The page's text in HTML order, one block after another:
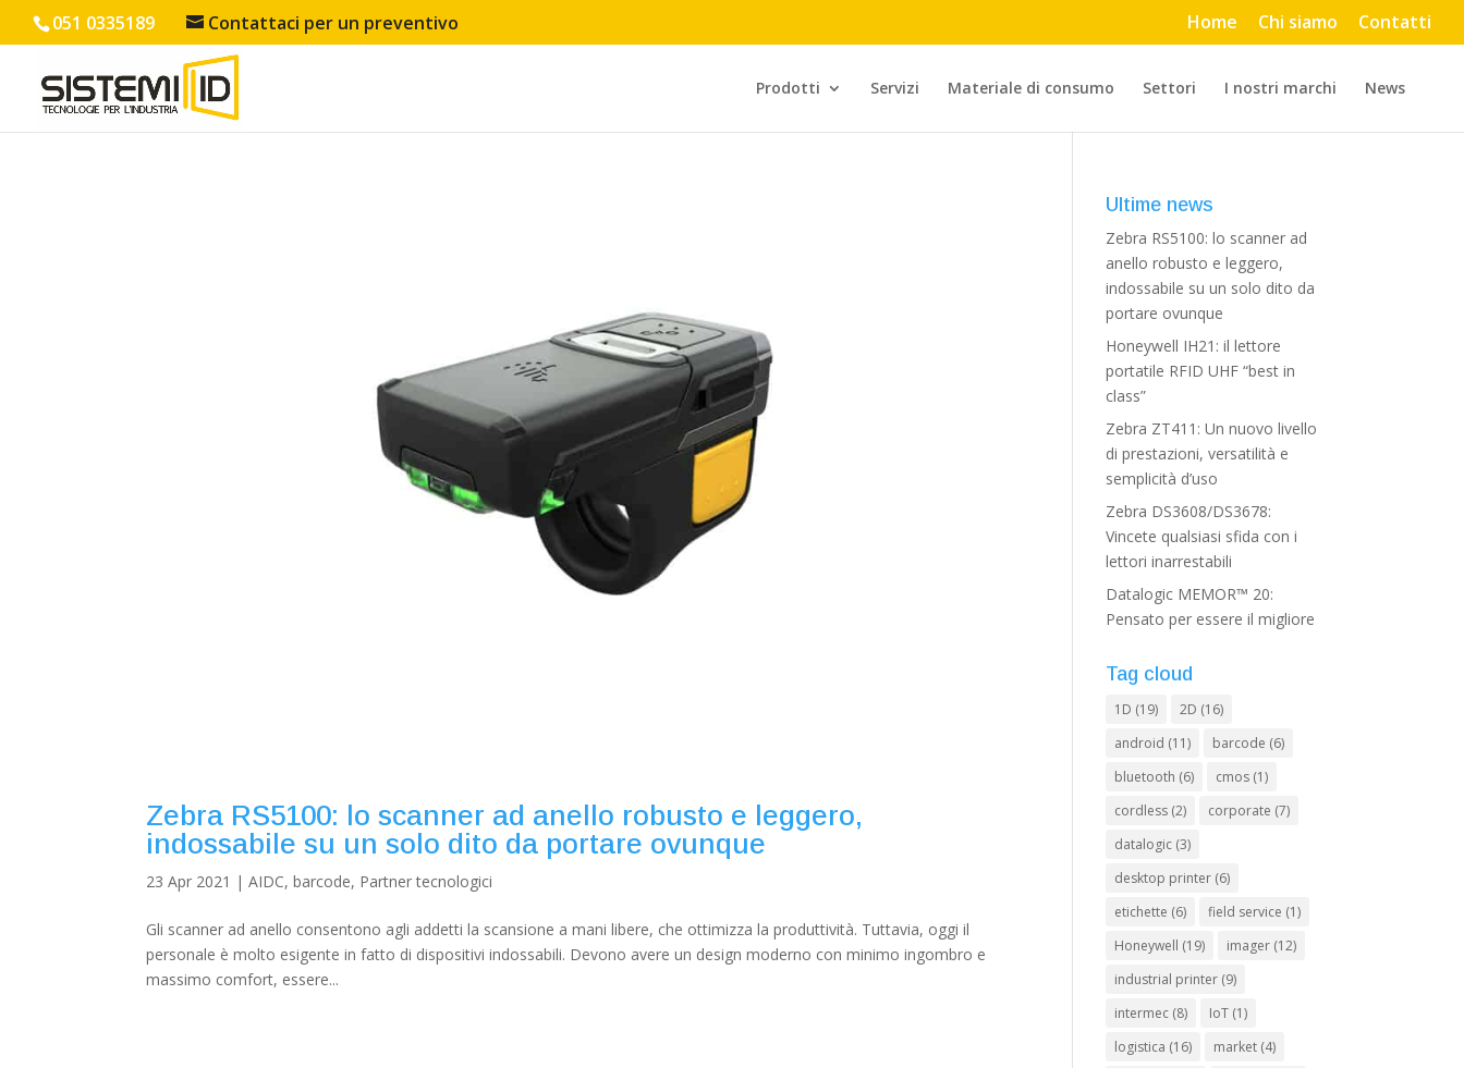
051 0335189 Contattaci per un preventivo Home Chi siamo Contatti
Prodotti Servizi Materiale di consumo Settori I nostri marchi News
Zebra RS5100: lo scanner ad anello robusto e leggero,
indossabile su un solo dito da portare ovunque
23 Apr 2021 |AIDC,barcode, Partner tecnologici
Gli scanner ad anello consentono agli addetti la scansione a mani libere, che ottimizza la produttività. Tuttavia, oggi il
personale è molto esigente in fatto di dispositivi indossabili. Devono avere un design moderno con minimo ingombro e
massimo comfort, essere...
Ultime news
Zebra RS5100: lo scanner ad
anello robusto e leggero,
indossabile su un solo dito da
portare ovunque
Honeywell IH21: il lettore
portatile RFID UHF “best in
class”
Zebra ZT411: Un nuovo livello
di prestazioni, versatilità e
semplicità d’uso
Zebra DS3608/DS3678:
Vincete qualsiasi sfida con i
lettori inarrestabili
Datalogic MEMOR™ 20:
Pensato per essere il migliore
Tag cloud
1D (19) 2D (16)
android (11) barcode (6)
bluetooth (6) cmos (1)
cordless (2) corporate (7)
datalogic (3)
desktop printer (6)
etichette (6) field service (1)
Honeywell (19) imager (12)
industrial printer (9)
intermec (8) IoT (1)
logistica (16) market (4)